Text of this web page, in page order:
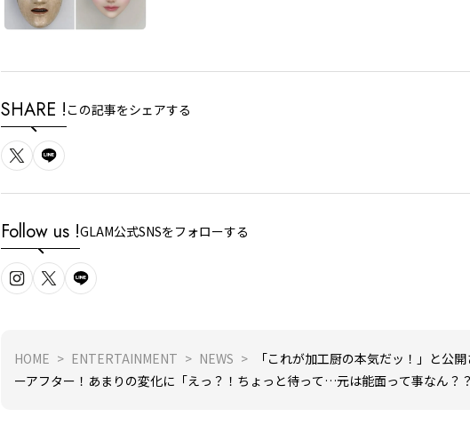
SHARE ! この記事をシェアする
Follow us !GLAM公式SNSをフォローする
HOME ENTERTAINMENT NEWS
「これが加工厨の本気だッ！」と公
ーアフター！あまりの変化に「えっ？！ちょっと待って…元は能面って事なん？